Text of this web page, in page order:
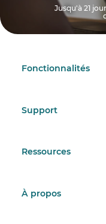
Jusqu'à 21
Fonctionnalités
Support
Ressources
À propos